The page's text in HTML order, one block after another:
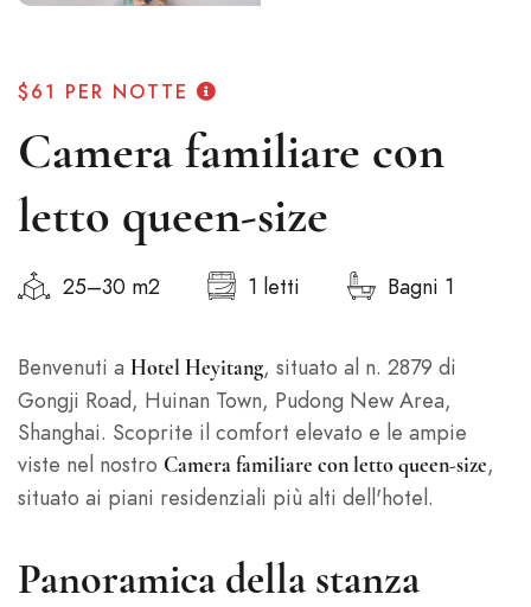
$61 PER NOTTE
Camera familiare con
letto queen-size
25–30 m2 1 letti Bagni 1
Benvenuti a Hotel Heyitang, situato al n. 2879 di
Gongji Road, Huinan Town, Pudong New Area,
Shanghai. Scoprite il comfort elevato e le ampie
viste nel nostro Camera familiare con letto queen-size,
situato ai piani residenziali più alti dell'hotel.
Panoramica della stanza